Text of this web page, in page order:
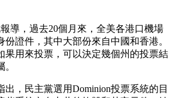
導，過去20個月來，全美各港口機場
份證件，其中大部份來自中國和香港。
果用來投票，可以決定幾個州的投票結
，民主黨選用Dominion投票系統的目